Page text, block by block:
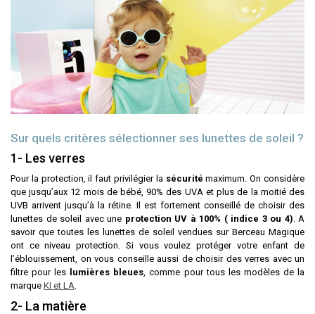
Sur quels critères sélectionner ses lunettes de soleil ?
1- Les verres
Pour la protection, il faut privilégier la sécurité maximum. On considère
que jusqu’aux 12 mois de bébé, 90% des UVA et plus de la moitié des
UVB arrivent jusqu’à la rétine. Il est fortement conseillé de choisir des
lunettes de soleil avec une protection UV à 100% ( indice 3 ou 4). A
savoir que toutes les lunettes de soleil vendues sur Berceau Magique
ont ce niveau protection. Si vous voulez protéger votre enfant de
l’éblouissement, on vous conseille aussi de choisir des verres avec un
filtre pour les
lumières bleues, comme pour tous les modèles de la
marque KI et LA.
2- La matière